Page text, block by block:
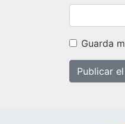
Guarda